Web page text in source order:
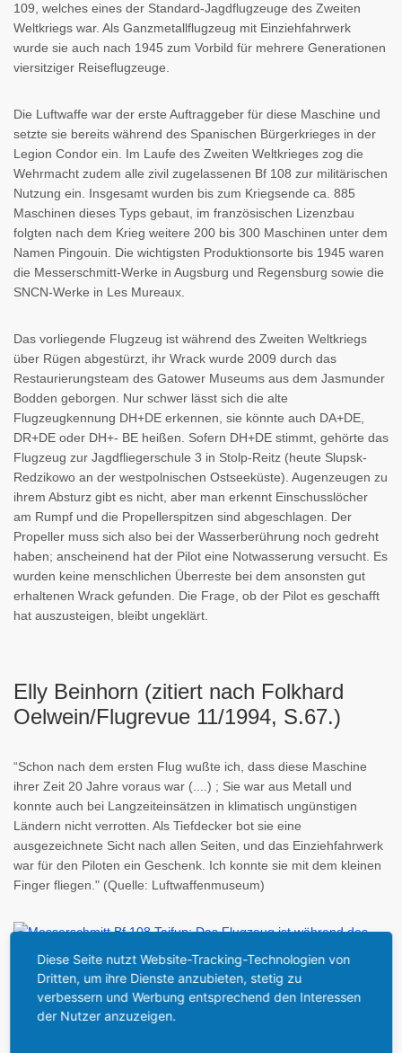
109, welches eines der Standard-Jagdflugzeuge des Zweiten
Weltkriegs war. Als Ganzmetallflugzeug mit Einziehfahrwerk
wurde sie auch nach 1945 zum Vorbild für mehrere Generationen
viersitziger Reiseflugzeuge.
Die Luftwaffe war der erste Auftraggeber für diese Maschine und
setzte sie bereits während des Spanischen Bürgerkrieges in der
Legion Condor ein. Im Laufe des Zweiten Weltkrieges zog die
Wehrmacht zudem alle zivil zugelassenen Bf 108 zur militärischen
Nutzung ein. Insgesamt wurden bis zum Kriegsende ca. 885
Maschinen dieses Typs gebaut, im französischen Lizenzbau
folgten nach dem Krieg weitere 200 bis 300 Maschinen unter dem
Namen Pingouin. Die wichtigsten Produktionsorte bis 1945 waren
die Messerschmitt-Werke in Augsburg und Regensburg sowie die
SNCN-Werke in Les Mureaux.
Das vorliegende Flugzeug ist während des Zweiten Weltkriegs
über Rügen abgestürzt, ihr Wrack wurde 2009 durch das
Restaurierungsteam des Gatower Museums aus dem Jasmunder
Bodden geborgen. Nur schwer lässt sich die alte
Flugzeugkennung DH+DE erkennen, sie könnte auch DA+DE,
DR+DE oder DH+- BE heißen. Sofern DH+DE stimmt, gehörte das
Flugzeug zur Jagdfliegerschule 3 in Stolp-Reitz (heute Slupsk-
Redzikowo an der westpolnischen Ostseeküste). Augenzeugen zu
ihrem Absturz gibt es nicht, aber man erkennt Einschusslöcher
am Rumpf und die Propellerspitzen sind abgeschlagen. Der
Propeller muss sich also bei der Wasserberührung noch gedreht
haben; anscheinend hat der Pilot eine Notwasserung versucht. Es
wurden keine menschlichen Überreste bei dem ansonsten gut
erhaltenen Wrack gefunden. Die Frage, ob der Pilot es geschafft
hat auszusteigen, bleibt ungeklärt.
Elly Beinhorn (zitiert nach Folkhard
Oelwein/Flugrevue 11/1994, S.67.)
“Schon nach dem ersten Flug wußte ich, dass diese Maschine
ihrer Zeit 20 Jahre voraus war (....) ; Sie war aus Metall und
konnte auch bei Langzeiteinsätzen in klimatisch ungünstigen
Ländern nicht verrotten. Als Tiefdecker bot sie eine
ausgezeichnete Sicht nach allen Seiten, und das Einziehfahrwerk
war für den Piloten ein Geschenk. Ich konnte sie mit dem kleinen
Finger fliegen." (Quelle: Luftwaffenmuseum)
Geschichte dieser abgestürzten
Maschine:
In den letzten Wochen des Zweiten Weltkriegs, so wurde
Diese Seite nutzt Website-Tracking-Technologien von
Dritten, um ihre Dienste anzubieten, stetig zu
verbessern und Werbung entsprechend den Interessen
der Nutzer anzuzeigen.